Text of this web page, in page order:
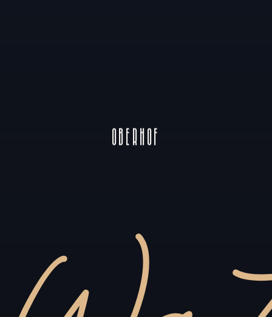
Oberhof